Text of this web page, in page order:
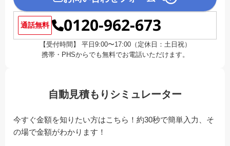
通話無料 0120-962-673
【受付時間】 平日9:00〜17:00（定休日：土日祝）
携帯・PHSからでも無料でお電話いただけます。
自動見積もりシミュレーター
今すぐ金額を知りたい方はこちら！約30秒で簡単入力、そ
の場で金額がわかります！